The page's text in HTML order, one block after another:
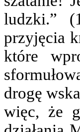
ludzki.”
przyjęcia
które
drogę
więc, że